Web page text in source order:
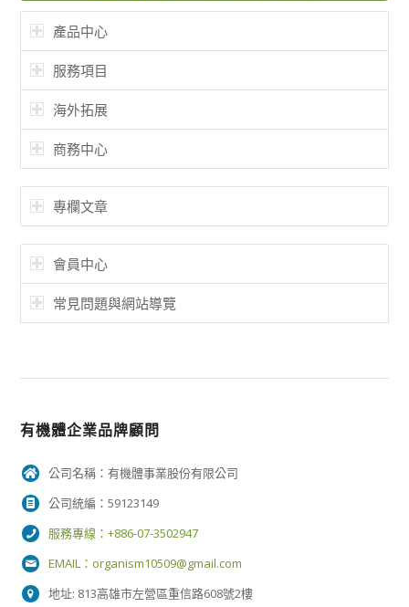
產品中心
服務項目
海外拓展
商務中心
專欄文章
會員中心
常見問題與網站導覽
有機體企業品牌顧問
公司名稱：有機體事業股份有限公司
公司統編：59123149
服務專線：+886-07-3502947
EMAIL： organism10509@gmail.com
地址: 813高雄市左營區重信路608號2樓